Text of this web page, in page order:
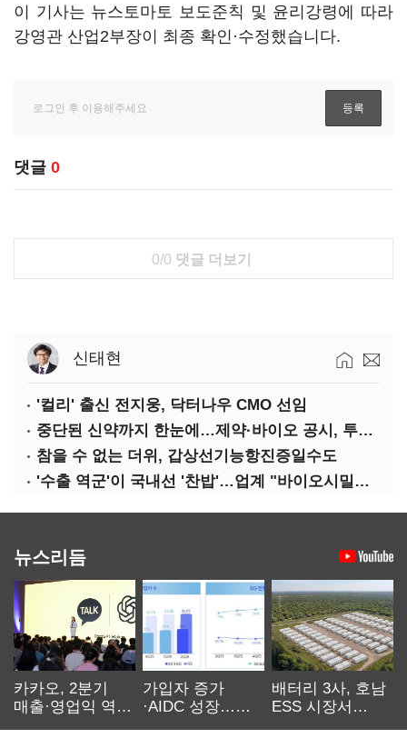
이 기사는 뉴스토마토 보도준칙 및 윤리강령에 따라
강영관 산업2부장이 최종 확인·수정했습니다.
댓글 0
0/0 댓글 더보기
신태현
'컬리' 출신 전지웅, 닥터나우 CMO 선임
중단된 신약까지 한눈에…제약·바이오 공시, 투명해진다
참을 수 없는 더위, 갑상선기능항진증일수도
'수출 역군'이 국내선 '찬밥'…업계 "바이오시밀러 인센티브 다각화 필요"
뉴스리듬
카카오, 2분기
매출·영업익 역대
가입자 증가
·AIDC 성장…
배터리 3사, 호남
ESS 시장서